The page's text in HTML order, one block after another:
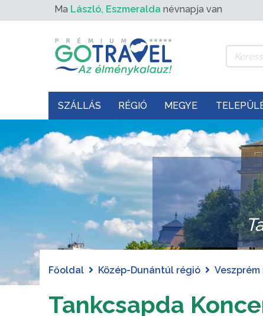
Ma László, Eszmeralda névnapja van
SZÁLLÁS RÉGIÓ MEGYE
Főoldal Közép-Dunántúl régió
Tankcsapda